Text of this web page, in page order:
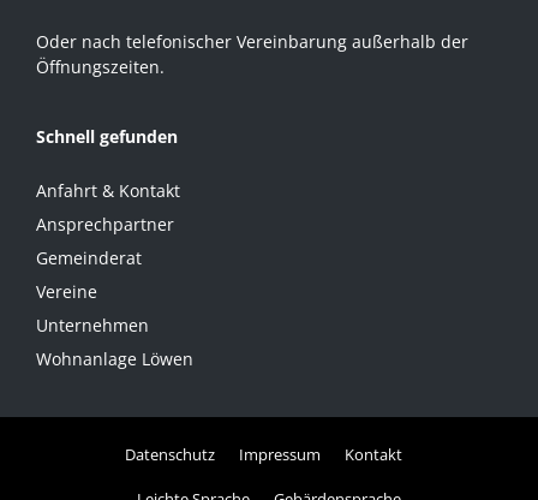
Oder nach telefonischer Vereinbarung außerhalb der
Öffnungszeiten.
Schnell gefunden
Anfahrt & Kontakt
Ansprechpartner
Gemeinderat
Vereine
Unternehmen
Wohnanlage Löwen
Datenschutz Impressum Kontakt